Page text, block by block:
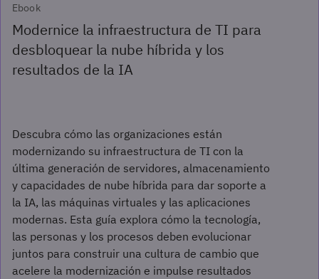
Ebook
Modernice la infraestructura de TI para
desbloquear la nube híbrida y los
resultados de la IA
Descubra cómo las organizaciones están
modernizando su infraestructura de TI con la
última generación de servidores, almacenamiento
y capacidades de nube híbrida para dar soporte a
la IA, las máquinas virtuales y las aplicaciones
modernas. Esta guía explora cómo la tecnología,
las personas y los procesos deben evolucionar
juntos para construir una cultura de cambio que
acelere la modernización e impulse resultados